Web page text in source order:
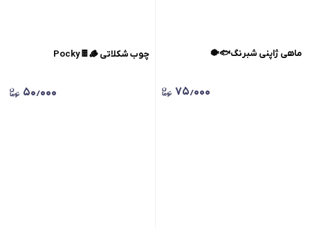
ماهی ژاپنی شبرنگ🐟🐡
۷۵٫۰۰۰
چوب شکلاتی Pocky🍫🪵
۵۰٫۰۰۰